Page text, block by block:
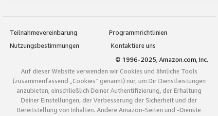
Teilnahmevereinbarung
Programmrichtlinien
Nutzungsbestimmungen
Kontaktiere uns
© 1996-2025, Amazon.com, Inc.
Auf dieser Website verwenden wir Cookies und ähnliche Tools
(zusammenfassend „Cookies“ genannt) nur, um Dir Dienstleistungen
anzubieten, einschließlich Deiner Authentifizierung, der Erhaltung
Deiner Einstellungen, der Verbesserung der Sicherheit und der
Bereitstellung von Inhalten. Andere Amazon-Seiten und -Dienste